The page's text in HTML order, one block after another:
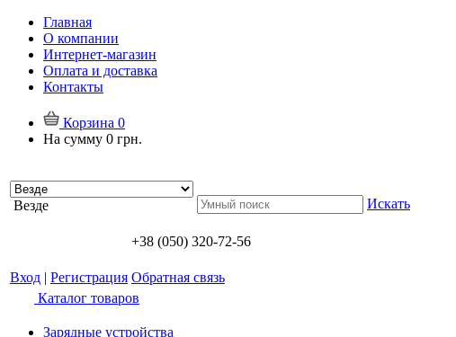
Главная
О компании
Интернет-магазин
Оплата и доставка
Контакты
Корзина 0
На сумму 0 грн.
Везде Искать
+38 (050) 320-72-56
Вход | Регистрация Обратная связь
Каталог товаров
Зарядные устройства